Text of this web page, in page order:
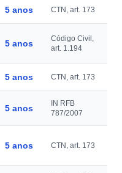
5 anos CTN, art. 173
5 anos
Código Civil,
art. 1.194
5 anos CTN, art. 173
5 anos
IN RFB
787/2007
5 anos CTN, art. 173